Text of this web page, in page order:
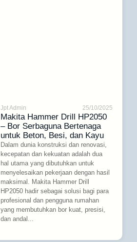
Jpt Admin 25/10/2025
Makita Hammer Drill HP2050
– Bor Serbaguna Bertenaga
untuk Beton, Besi, dan Kayu
Dalam dunia konstruksi dan renovasi,
kecepatan dan kekuatan adalah dua
hal utama yang dibutuhkan untuk
menyelesaikan pekerjaan dengan hasil
maksimal. Makita Hammer Drill
HP2050 hadir sebagai solusi bagi para
profesional dan pengguna rumahan
yang membutuhkan bor kuat, presisi,
dan andal...